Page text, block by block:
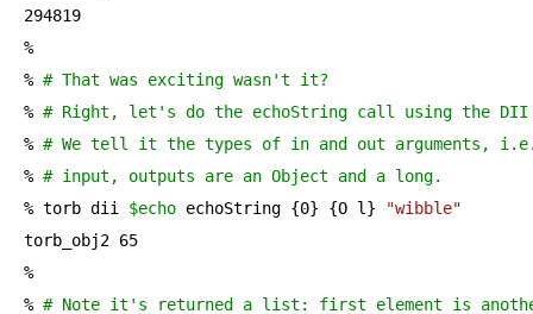
294819
%
% # That was exciting wasn't it?
% # Right, let's do the echoString call using the
% # We tell it the types of in and out arguments,
% # input, outputs are an Object and a long.
% torb dii $echo echoString {0} {O l}
"wibble"
torb_obj2 65
%
% # Note it's returned a list: first element is